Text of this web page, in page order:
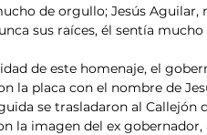
de orgullo; Jesús
sus raíces, él sentía
de este homenaje, el
la placa con el nombre de
se trasladaron al
la imagen del ex